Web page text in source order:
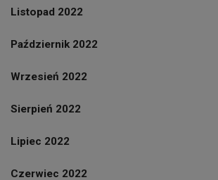
Listopad 2022
Październik 2022
Wrzesień 2022
Sierpień 2022
Lipiec 2022
Czerwiec 2022